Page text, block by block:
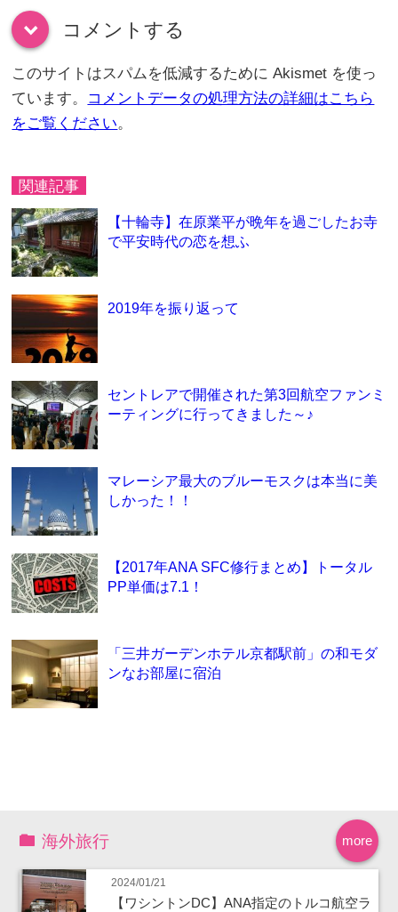
down コメントする
このサイトはスパムを低減するために Akismet を使っ
ています。 コメントデータの処理方法の詳細はこちら
をご覧ください。
関連記事
【十輪寺】在原業平が晩年を過ごしたお寺
で平安時代の恋を想ふ
2019年を振り返って
セントレアで開催された第3回航空ファンミ
ーティングに行ってきました～♪
マレーシア最大のブルーモスクは本当に美
しかった！！
【2017年ANA SFC修行まとめ】トータル
PP単価は7.1！
「三井ガーデンホテル京都駅前」の和モダ
ンなお部屋に宿泊
more
海外旅行
2024/01/21
【ワシントンDC】ANA指定のトルコ航空ラ